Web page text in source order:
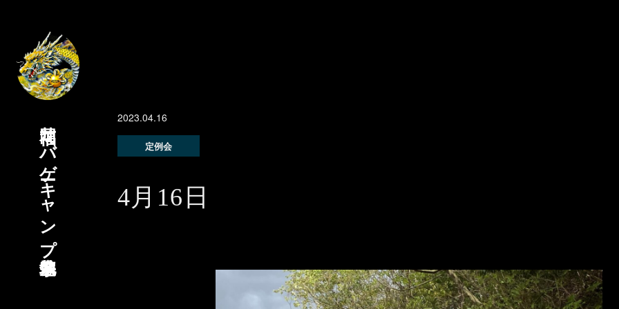
福岡サバゲーキャンプ宗像基地 2023.04.16
定例会
4月16日